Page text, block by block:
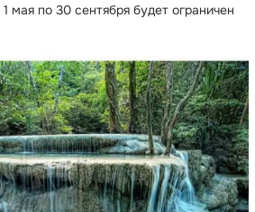
мая по 30 сентября будет ограничен